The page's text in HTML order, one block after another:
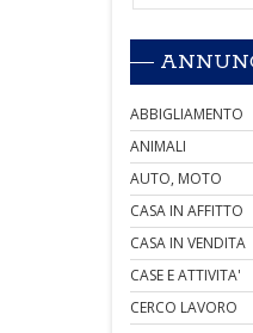
ABBIGLIAMENTO
ANIMALI
AUTO, MOTO
CASA IN AFFITTO
CASA IN VENDITA
CASE E ATTIVITA'
CERCO LAVORO